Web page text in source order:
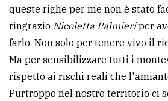
queste righe per me non è stato
ringrazio Nicoletta Palmieriper
farlo. Non solo per tenere vivo il
Ma per sensibilizzare tutti i
rispetto ai rischi reali che
Purtroppo nel nostro territorio ci